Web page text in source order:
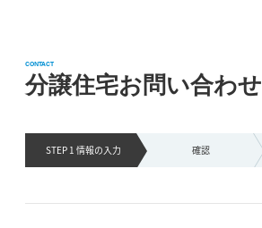
分譲住宅お問い合わせ
CONTACT
STEP 1 情報の入力 確認